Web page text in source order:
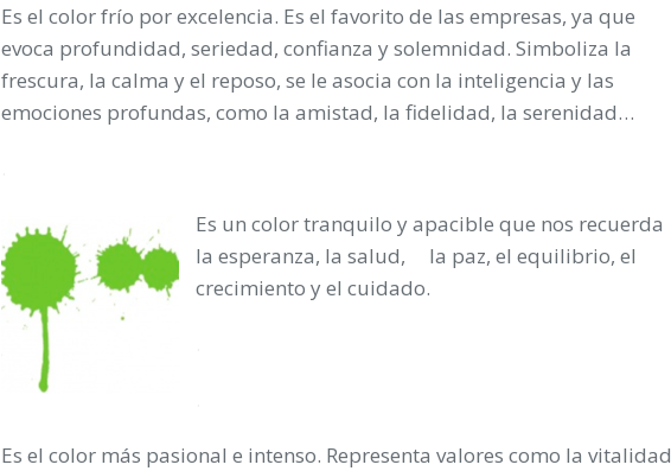
Es el color frío por excelencia. Es el favorito de las empresas, ya que
evoca profundidad, seriedad, confianza y solemnidad. Simboliza la
frescura, la calma y el reposo, se le asocia con la inteligencia y las
emociones profundas, como la amistad, la fidelidad, la serenidad…
Es un color tranquilo y apacible que nos recuerda
la esperanza, la salud, la paz, el equilibrio, el
crecimiento y el cuidado.
Es el color más pasional e intenso. Representa valores como la vitalidad